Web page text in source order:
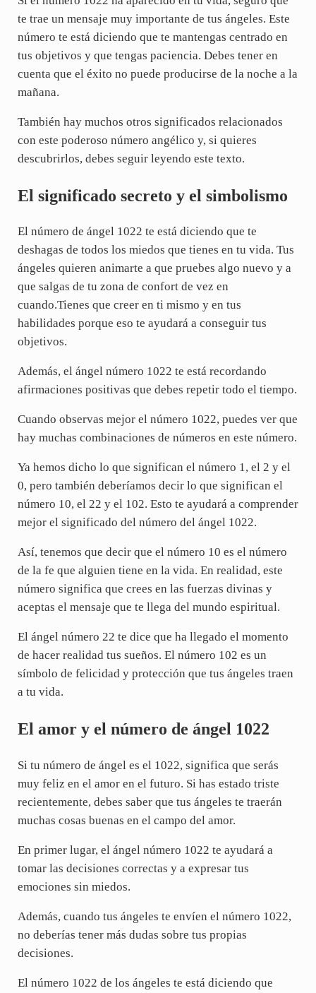
te trae un mensaje muy importante de tus ángeles. Este
número te está diciendo que te mantengas centrado en
tus objetivos y que tengas paciencia. Debes tener en
cuenta que el éxito no puede producirse de la noche a la
mañana.
También hay muchos otros significados relacionados
con este poderoso número angélico y, si quieres
descubrirlos, debes seguir leyendo este texto.
El significado secreto y el simbolismo
El número de ángel 1022 te está diciendo que te
deshagas de todos los miedos que tienes en tu vida. Tus
ángeles quieren animarte a que pruebes algo nuevo y a
que salgas de tu zona de confort de vez en
cuando.Tienes que creer en ti mismo y en tus
habilidades porque eso te ayudará a conseguir tus
objetivos.
Además, el ángel número 1022 te está recordando
afirmaciones positivas que debes repetir todo el tiempo.
Cuando observas mejor el número 1022, puedes ver que
hay muchas combinaciones de números en este número.
Ya hemos dicho lo que significan el número 1, el 2 y el
0, pero también deberíamos decir lo que significan el
número 10, el 22 y el 102. Esto te ayudará a comprender
mejor el significado del número del ángel 1022.
Así, tenemos que decir que el número 10 es el número
de la fe que alguien tiene en la vida. En realidad, este
número significa que crees en las fuerzas divinas y
aceptas el mensaje que te llega del mundo espiritual.
El ángel número 22 te dice que ha llegado el momento
de hacer realidad tus sueños. El número 102 es un
símbolo de felicidad y protección que tus ángeles traen
a tu vida.
El amor y el número de ángel 1022
Si tu número de ángel es el 1022, significa que serás
muy feliz en el amor en el futuro. Si has estado triste
recientemente, debes saber que tus ángeles te traerán
muchas cosas buenas en el campo del amor.
En primer lugar, el ángel número 1022 te ayudará a
tomar las decisiones correctas y a expresar tus
emociones sin miedos.
Además, cuando tus ángeles te envíen el número 1022,
no deberías tener más dudas sobre tus propias
decisiones.
El número 1022 de los ángeles te está diciendo que